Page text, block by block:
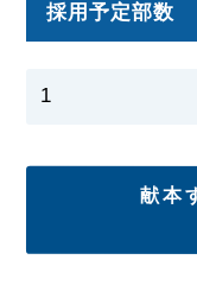
採用予定部数
献本